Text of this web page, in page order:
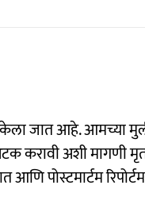
केला जात आहे. आमच्या
करावी अशी मागणी
पोस्टमार्टम